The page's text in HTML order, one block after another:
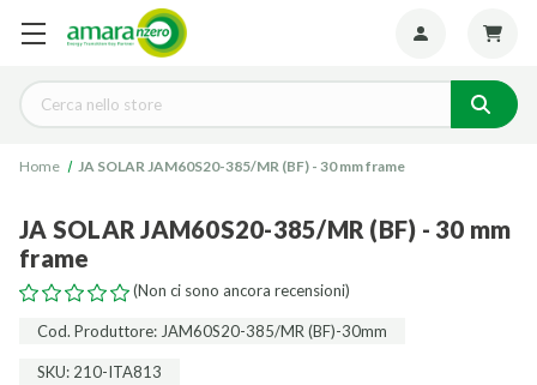
Cerca
Home JA SOLAR JAM60S20-385/MR (BF) - 30 mm frame
JA SOLAR JAM60S20-385/MR (BF) - 30 mm
frame
(Non ci sono ancora recensioni)
Cod. Produttore: JAM60S20-385/MR (BF)-30mm
SKU: 210-ITA813